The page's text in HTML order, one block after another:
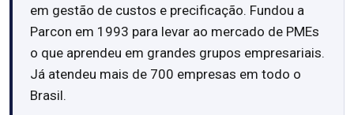
em gestão de custos e precificação. Fundou a
Parcon em 1993 para levar ao mercado de PMEs
o que aprendeu em grandes grupos empresariais.
Já atendeu mais de 700 empresas em todo o
Brasil.